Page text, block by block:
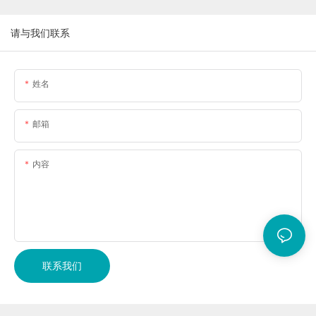
请与我们联系
姓名
邮箱
内容
联系我们